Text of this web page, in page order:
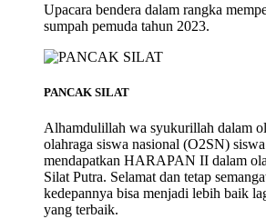
Upacara bendera dalam rangka
sumpah pemuda tahun 2023.
PANCAK SILAT
Alhamdulillah wa syukurillah dalam
olahraga siswa nasional (O2SN)
mendapatkan HARAPAN II dalam
Silat Putra. Selamat dan tetap
kedepannya bisa menjadi lebih baik
yang terbaik.